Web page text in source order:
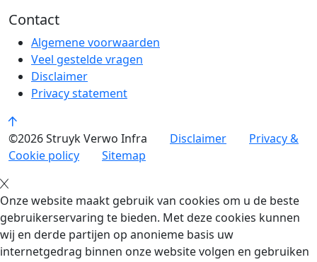
Contact
Algemene voorwaarden
Veel gestelde vragen
Disclaimer
Privacy statement
©2026 Struyk Verwo Infra Disclaimer
Privacy &
Cookie policy
Sitemap
Onze website maakt gebruik van cookies om u de beste
gebruikerservaring te bieden. Met deze cookies kunnen
wij en derde partijen op anonieme basis uw
internetgedrag binnen onze website volgen en gebruiken